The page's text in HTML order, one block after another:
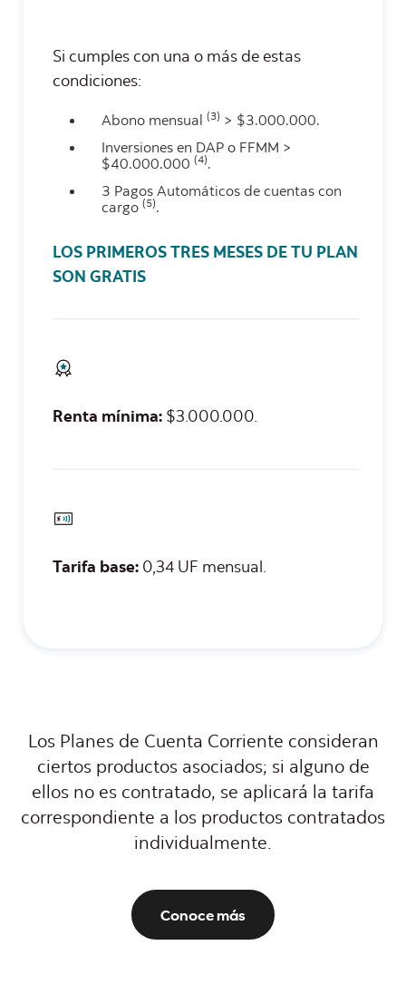
Si cumples con una o más de estas
condiciones:
Abono mensual (3) > $3.000.000.
Inversiones en DAP o FFMM >
$40.000.000 (4).
3 Pagos Automáticos de cuentas con
cargo (5).
LOS PRIMEROS TRES MESES DE TU PLAN
SON GRATIS
Renta mínima: $3.000.000.
Tarifa base: 0,34 UF mensual.
Los Planes de Cuenta Corriente consideran
ciertos productos asociados; si alguno de
ellos no es contratado, se aplicará la tarifa
correspondiente a los productos contratados
individualmente.​
Conoce más